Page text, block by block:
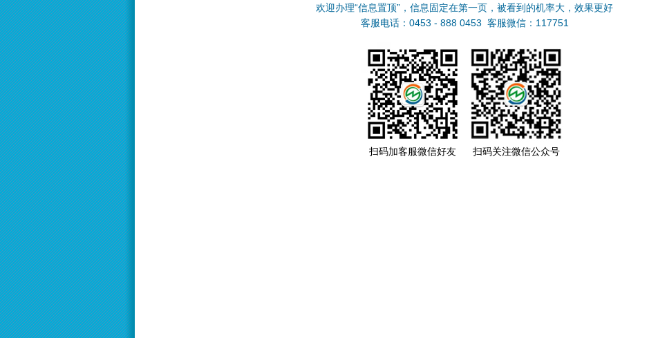
欢迎办理“信息置顶”，信息固定在第一页，被看到的机率大，效果更好
客服电话：0453 - 888 0453 客服微信：117751
扫码加客服微信好友 扫码关注微信公众号